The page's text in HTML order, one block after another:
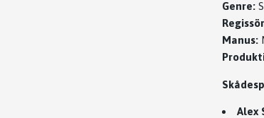
Genre:
Manus:
Alex